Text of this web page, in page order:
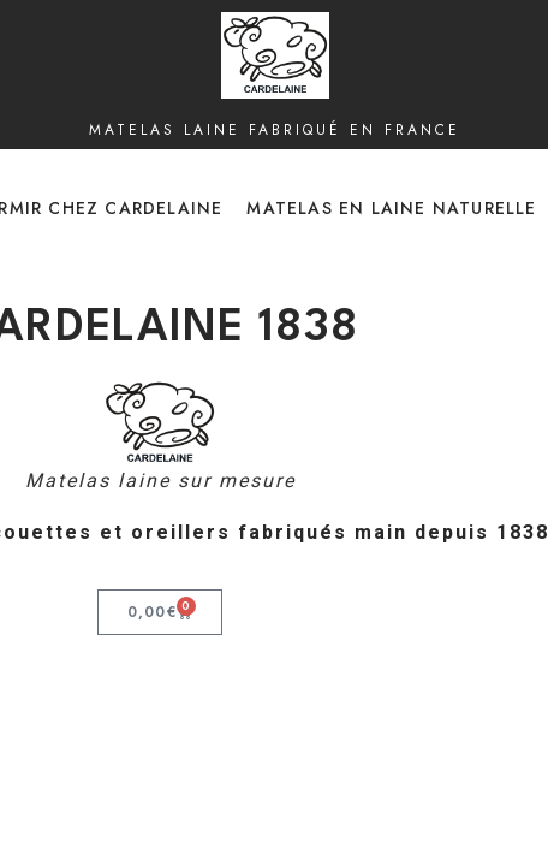
MATELAS LAINE FABRIQUÉ EN FRANCE
CHEZ CARDELAINE MATELAS EN LAINE NATURELLE
1838
Matelas laine sur mesure
et oreillers fabriqués main depuis 1838
0,00€ 0